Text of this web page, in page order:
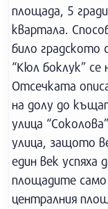
площада, 5
квартала.
било градското
“Кюл боклук” се
Отсечката
на долу до
улица
улица, защото
един век успяха
площадите
централния